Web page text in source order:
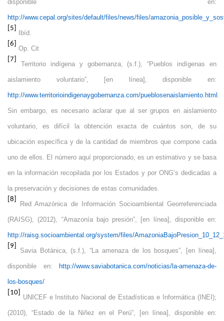
disponible en:
http://www.cepal.org/sites/default/files/news/files/
[5]
Ibíd.
[6]
Op. Cit
[7]
Territorio indígena y gobernanza, (s.f.), “Pueblos indígenas en
aislamiento voluntario”, [en línea], disponible en:
http://www.territorioindigenaygobernanza.com/pueblosenaislamiento.html
Sin embargo, es necesario aclarar que al ser grupos en aislamiento
voluntario, es difícil la obtención exacta de cuántos son, de su
ubicación específica y de la cantidad de miembros que compone cada
uno de ellos. El número aquí proporcionado, es un estimativo y se basa
en la información recopilada por los Estados y por ONG’s dedicadas a
la preservación y decisiones de estas comunidades.
[8]
Red Amazónica de Información Socioambiental Georreferenciada
(RAISG), (2012), “Amazonía bajo presión”, [en línea], disponible en:
http://raisg.socioambiental.org/system/files/
[9]
Savia Botánica, (s.f.), “La amenaza de los bosques”, [en línea],
disponible en: http://www.saviabotanica.com/noticias/la-amenaza-de-
los-bosques/
[10]
UNICEF e Instituto Nacional de Estadísticas e Informática (INEI);
(2010), “Estado de la Niñez en el Perú”, [en línea], disponible en: